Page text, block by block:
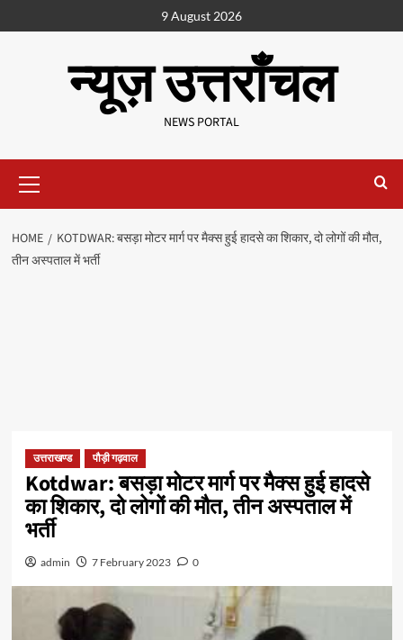
9 August 2026
न्यूज़ उत्तराँचल
NEWS PORTAL
HOME
KOTDWAR: बसड़ा मोटर मार्ग पर मैक्स हुई हादसे का शिकार, दो लोगों की मौत,
तीन अस्पताल में भर्ती
उत्तराखण्ड पौड़ी गढ़वाल
Kotdwar: बसड़ा मोटर मार्ग पर मैक्स हुई हादसे
का शिकार, दो लोगों की मौत, तीन अस्पताल में
भर्ती
admin 7 February 2023 0